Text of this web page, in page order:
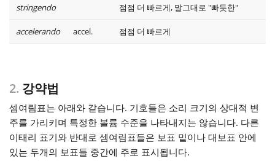
stringendo 점점 더 빠르게, 말그대로 "빠듯한"
accelerando accel. 점점 더 빠르게
2. 강약법
셈여림표는 아래와 같습니다. 기호들은 소리 크기의 상대적 변
주를 가리키며 특정한 볼륨 수준을 나타내지는 않습니다. 다른
이태리 표기와 반대로 셈여림표들은 보표 밑이나 대보표 안에
있는 두개의 보표들 중간에 주로 표시됩니다.